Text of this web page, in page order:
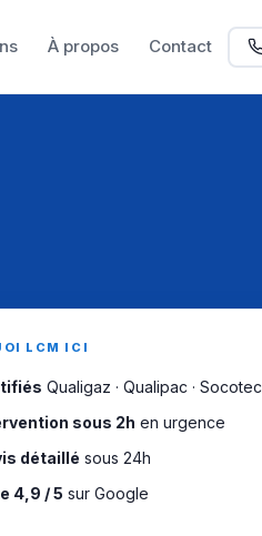
À propos Contact
LCM ICI
Qualigaz · Qualipac · Socotec
sous 2h en urgence
détaillé sous 24h
4,9 / 5 sur Google